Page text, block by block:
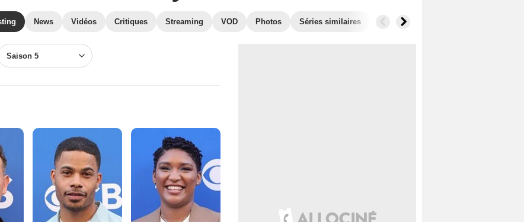
News Vidéos Critiques Streaming VOD Photos Séries similaires
Saison 5